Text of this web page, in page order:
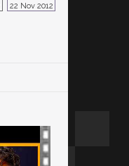
22 Nov 2012